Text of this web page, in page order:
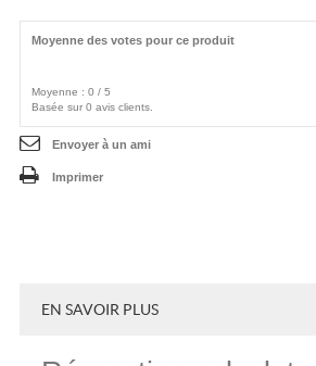
Moyenne des votes pour ce produit
Moyenne : 0 / 5
Basée sur 0 avis clients.
Envoyer à un ami
Imprimer
EN SAVOIR PLUS